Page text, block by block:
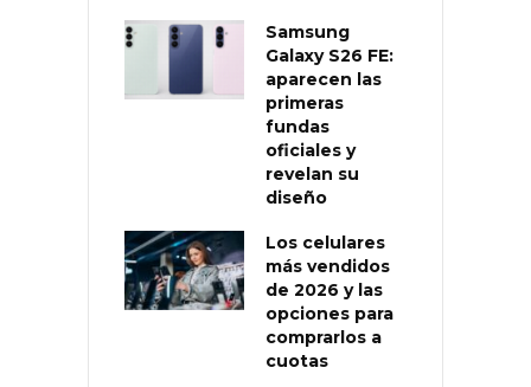
Samsung
Galaxy S26 FE:
aparecen las
primeras
fundas
oficiales y
revelan su
diseño
Los celulares
más vendidos
de 2026 y las
opciones para
comprarlos a
cuotas